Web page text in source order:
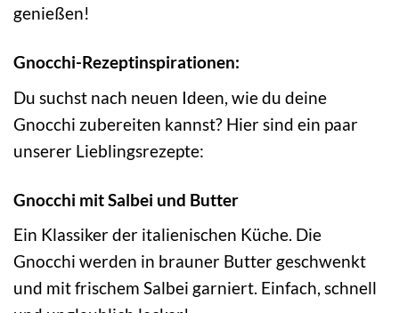
genießen!
Gnocchi-Rezeptinspirationen:
Du suchst nach neuen Ideen, wie du deine
Gnocchi zubereiten kannst? Hier sind ein paar
unserer Lieblingsrezepte:
Gnocchi mit Salbei und Butter
Ein Klassiker der italienischen Küche. Die
Gnocchi werden in brauner Butter geschwenkt
und mit frischem Salbei garniert. Einfach, schnell